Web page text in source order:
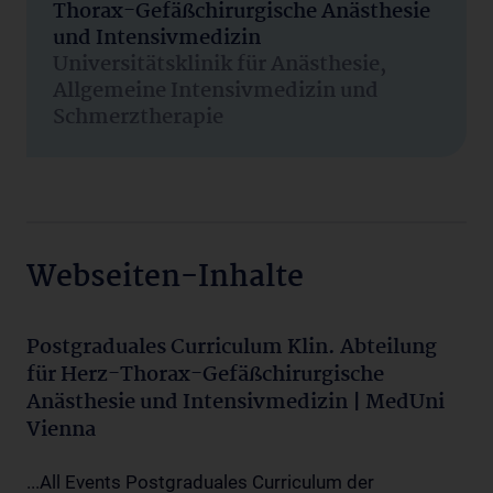
Thorax-Gefäßchirurgische Anästhesie
und Intensivmedizin
Universitätsklinik für Anästhesie,
Allgemeine Intensivmedizin und
Schmerztherapie
Webseiten-Inhalte
Postgraduales Curriculum Klin. Abteilung
für Herz-Thorax-Gefäßchirurgische
Anästhesie und Intensivmedizin | MedUni
Vienna
...All Events Postgraduales Curriculum der